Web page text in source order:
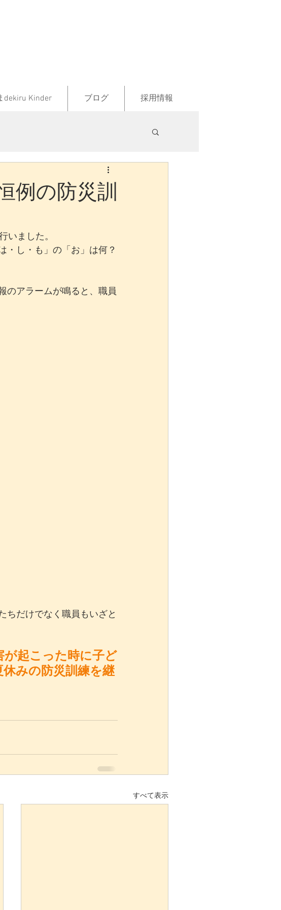
dekiru Kinder ブログ 採用情報
例の防災訓
いました。
・し・も」の「お」は何？
のアラームが鳴ると、職員
ちだけでなく職員もいざと
起こった時に子ど
みの防災訓練を継
すべて表示